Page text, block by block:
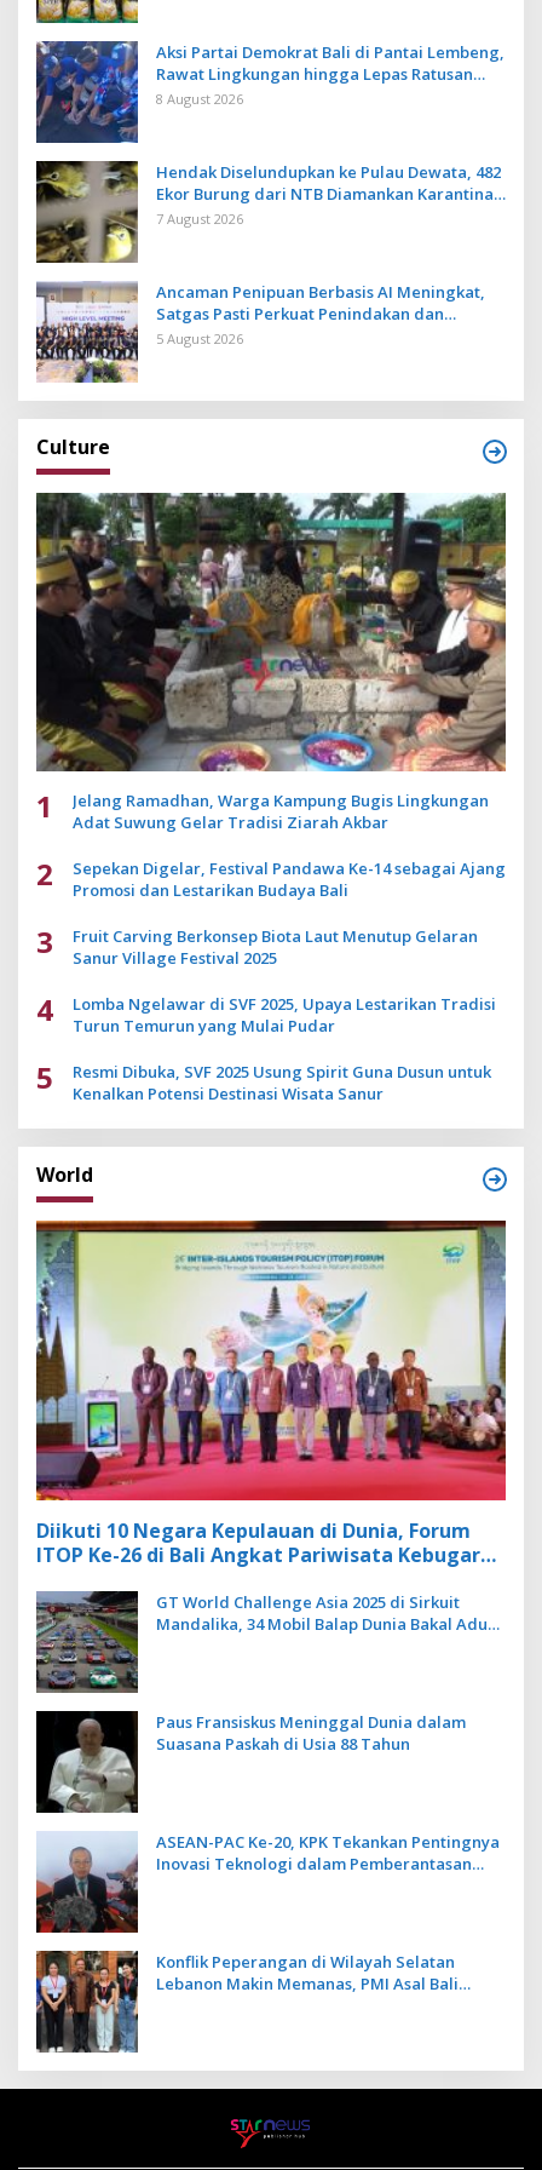
Aksi Partai Demokrat Bali di Pantai Lembeng,
Rawat Lingkungan hingga Lepas Ratusan
Tukik Bedawang Nala
8 August 2026
Hendak Diselundupkan ke Pulau Dewata, 482
Ekor Burung dari NTB Diamankan Karantina
Bali
7 August 2026
Ancaman Penipuan Berbasis AI Meningkat,
Satgas Pasti Perkuat Penindakan dan
Pengembangan Aplikasi Anti Penipuan
5 August 2026
Culture
1
Jelang Ramadhan, Warga Kampung Bugis Lingkungan
Adat Suwung Gelar Tradisi Ziarah Akbar
2
Sepekan Digelar, Festival Pandawa Ke-14 sebagai Ajang
Promosi dan Lestarikan Budaya Bali
3
Fruit Carving Berkonsep Biota Laut Menutup Gelaran
Sanur Village Festival 2025
4
Lomba Ngelawar di SVF 2025, Upaya Lestarikan Tradisi
Turun Temurun yang Mulai Pudar
5
Resmi Dibuka, SVF 2025 Usung Spirit Guna Dusun untuk
Kenalkan Potensi Destinasi Wisata Sanur
World
Diikuti 10 Negara Kepulauan di Dunia, Forum
ITOP Ke-26 di Bali Angkat Pariwisata Kebugaran
GT World Challenge Asia 2025 di Sirkuit
Mandalika, 34 Mobil Balap Dunia Bakal Adu
Paus Fransiskus Meninggal Dunia dalam
Suasana Paskah di Usia 88 Tahun
ASEAN-PAC Ke-20, KPK Tekankan Pentingnya
Inovasi Teknologi dalam Pemberantasan
Konflik Peperangan di Wilayah Selatan
Lebanon Makin Memanas, PMI Asal Bali